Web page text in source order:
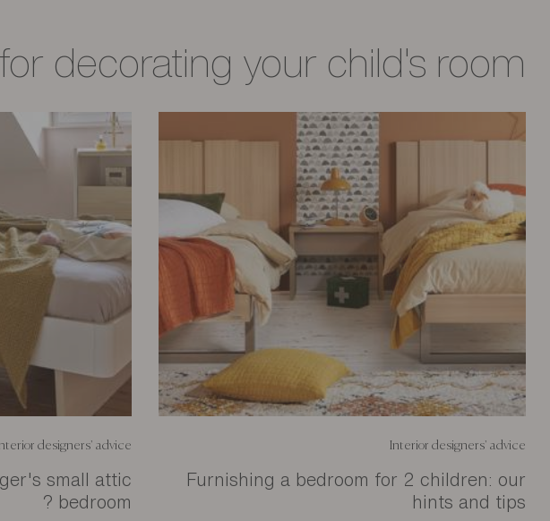
decorating your child's room
Interior designers' advice
Furnishing a bedroom for 2 children: our
hints and tips
designers' advice
small attic
bedroom ?